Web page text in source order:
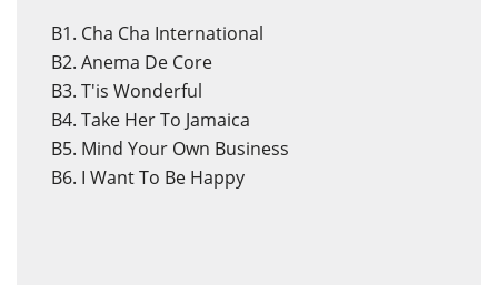
B1. Cha Cha International
B2. Anema De Core
B3. T'is Wonderful
B4. Take Her To Jamaica
B5. Mind Your Own Business
B6. I Want To Be Happy